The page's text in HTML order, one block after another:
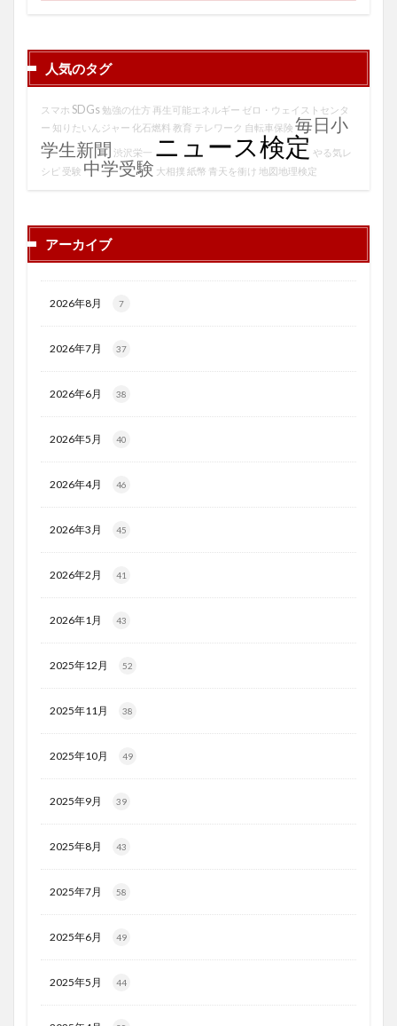
人気のタグ
スマホ SDGs 勉強の仕方 再生可能エネルギー ゼロ・ウェイストセンタ
ー 知りたいんジャー 化石燃料 教育 テレワーク 自転車保険 毎日小
学生新聞 渋沢栄一 ニュース検定 やる気レ
シピ 受験 中学受験 大相撲 紙幣 青天を衝け 地図地理検定
アーカイブ
2026年8月 7
2026年7月 37
2026年6月 38
2026年5月 40
2026年4月 46
2026年3月 45
2026年2月 41
2026年1月 43
2025年12月 52
2025年11月 38
2025年10月 49
2025年9月 39
2025年8月 43
2025年7月 58
2025年6月 49
2025年5月 44